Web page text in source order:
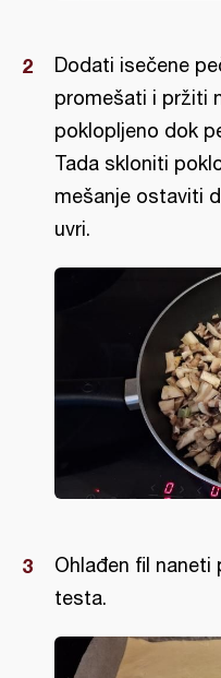
Dodati isečene
promešati i pržiti
poklopljeno dok
Tada skloniti
mešanje ostaviti
uvri.
Ohlađen fil naneti
testa.